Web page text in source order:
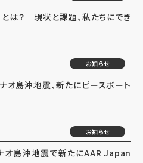
とは？ 現状と課題、私たちにでき
お知らせ
オ島沖地震、新たにピースボート
お知らせ
ナオ島沖地震で新たにAAR Japan